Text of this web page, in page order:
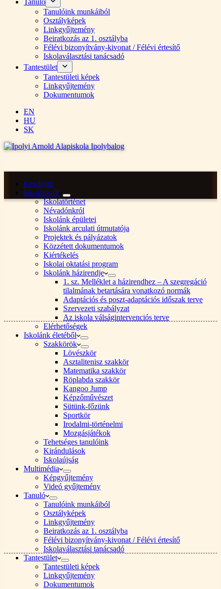
Tanuló
Tanulóink munkáiból
Osztályképek
Linkgyűjtemény
Beiratkozás az 1. osztályba
Félévi bizonyítvány-kivonat / Félévi értesítő
Iskolaválasztási tanácsadó
Tantestület
Tantestületi képek
Linkgyűjtemény
Dokumentumok
EN
HU
SK
Kezdőlap
Iskolánkról
Iskolatörténet
Névadónkról
Iskolánk épületei
Iskolánk arculati útmutatója
Projektek és pályázatok
Közzétett dokumentumok
Kiértékelés
Iskolai oktatási program
Iskolánk házirendje
1. sz. Melléklet a házirendhez – A szegregáció
tilalmának betartására vonatkozó normák
Adaptációs és poszt-adaptációs időszak terve
Szervezeti szabályzat
Az iskola válságintervenciós terve
Elérhetőségek
Iskolánk életéből
Szakkörök
Lövészkör
Asztalitenisz szakkör
Matematika szakkör
Röplabda szakkör
Kangoo Jump
Képzőművészet
Sütünk-főzünk
Sportkör
Irodalmi-történelmi
Mozgásjátékok
Tehetséges tanulóink
Kirándulások
Iskolaújság
Multimédia
Képgyűjtemény
Videó gyűjtemény
Tanuló
Tanulóink munkáiból
Osztályképek
Linkgyűjtemény
Beiratkozás az 1. osztályba
Félévi bizonyítvány-kivonat / Félévi értesítő
Iskolaválasztási tanácsadó
Tantestület
Tantestületi képek
Linkgyűjtemény
Dokumentumok